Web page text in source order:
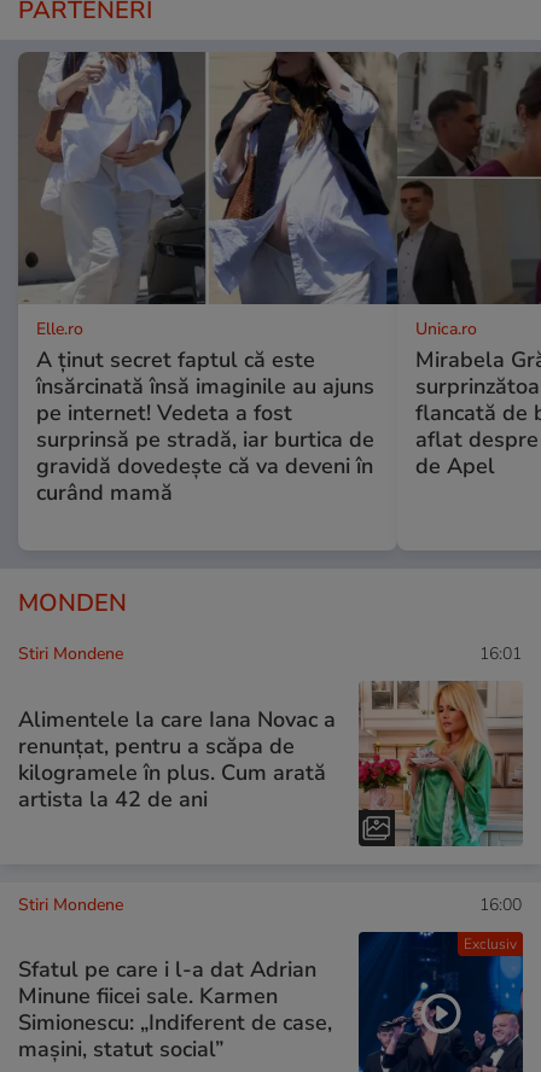
PARTENERI
Elle.ro
A ținut secret faptul că este
însărcinată însă imaginile au ajuns
pe internet! Vedeta a fost
surprinsă pe stradă, iar burtica de
gravidă dovedește că va deveni în
curând mamă
Unica.ro
Mirabela
flancată de
aflat
de Apel
MONDEN
Stiri Mondene 16:01
Alimentele la care Iana Novac a
renunțat, pentru a scăpa de
kilogramele în plus. Cum arată
artista la 42 de ani
Exclusiv
Stiri Mondene 16:00
Sfatul pe care i l-a dat Adrian
Minune fiicei sale. Karmen
Simionescu: „Indiferent de case,
mașini, statut social”